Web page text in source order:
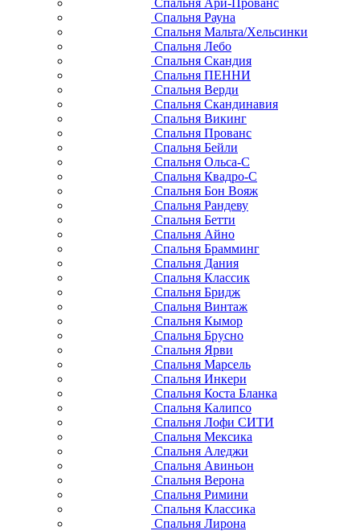
Спальня Рауна
Спальня Мальта/Хельсинки
Спальня Лебо
Спальня Скандия
Спальня ПЕННИ
Спальня Верди
Спальня Скандинавия
Спальня Викинг
Спальня Прованс
Спальня Бейли
Спальня Ольса-С
Спальня Квадро-С
Спальня Бон Вояж
Спальня Рандеву
Спальня Бетти
Спальня Айно
Спальня Брамминг
Спальня Дания
Спальня Классик
Спальня Бридж
Спальня Винтаж
Спальня Кымор
Спальня Брусно
Спальня Ярви
Спальня Марсель
Спальня Инкери
Спальня Коста Бланка
Спальня Калипсо
Спальня Лофи СИТИ
Спальня Мексика
Спальня Аледжи
Спальня Авиньон
Спальня Верона
Спальня Римини
Спальня Классика
Спальня Лирона